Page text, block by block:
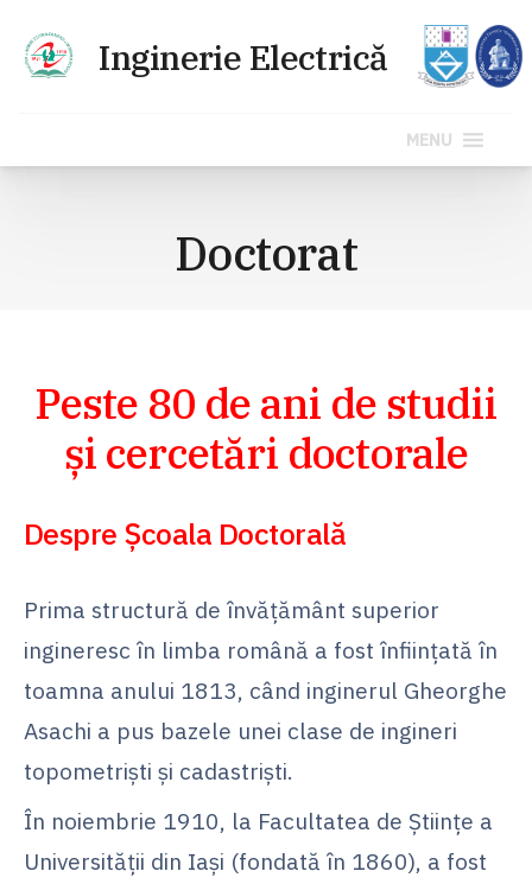
MENU
Doctorat
Peste 80 de ani de studii
și cercetări doctorale
Despre Școala Doctorală
Prima structură de învățământ superior
ingineresc în limba română a fost înființată în
toamna anului 1813, când inginerul Gheorghe
Asachi a pus bazele unei clase de ingineri
topometriști și cadastriști.
În noiembrie 1910, la Facultatea de Științe a
Universității din Iași (fondată în 1860), a fost